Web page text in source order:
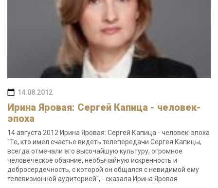
14.08.2012
Ирина Яровая: Сергей Капица - человек-
эпоха
14 августа 2012 Ирина Яровая: Сергей Капица - человек-эпоха
"Те, кто имел счастье видеть телепередачи Сергея Капицы,
всегда отмечали его высочайшую культуру, огромное
человеческое обаяние, необычайную искренность и
добросердечность, с которой он общался с невидимой ему
телевизионной аудиторией", - сказала Ирина Яровая